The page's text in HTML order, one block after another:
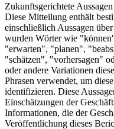
Zukunftsgerichtete Aussagen
Diese Mitteilung enthält
einschließlich Aussagen
wurden Wörter wie
"erwarten", "planen",
"schätzen", "vorhersagen"
oder andere Variationen
Phrasen verwendet, um
identifizieren. Diese
Einschätzungen der
Informationen, die der
Veröffentlichung dieses